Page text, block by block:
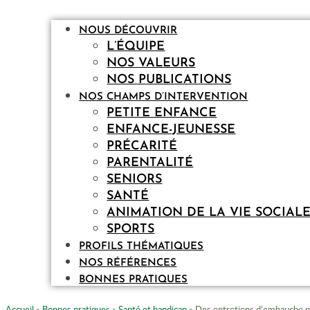
NOUS DÉCOUVRIR
L’ÉQUIPE
NOS VALEURS
NOS PUBLICATIONS
NOS CHAMPS D’INTERVENTION
PETITE ENFANCE
ENFANCE-JEUNESSE
PRÉCARITÉ
PARENTALITÉ
SENIORS
SANTÉ
ANIMATION DE LA VIE SOCIALE
SPORTS
PROFILS THÉMATIQUES
NOS RÉFÉRENCES
BONNES PRATIQUES